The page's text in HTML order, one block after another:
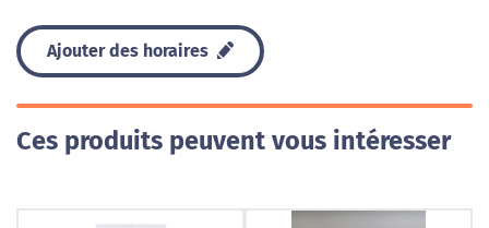
Ajouter des horaires
Ces produits peuvent vous intéresser